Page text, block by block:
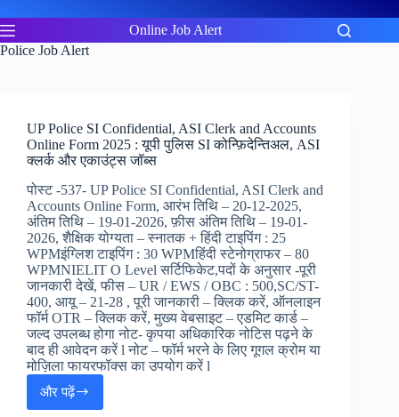
to
content
Online Job Alert
Police Job Alert
UP Police SI Confidential, ASI Clerk and Accounts
Online Form 2025 : यूपी पुलिस SI कोन्फ़िदेन्तिअल, ASI
क्लर्क और एकाउंट्स जॉब्स
पोस्ट -537- UP Police SI Confidential, ASI Clerk and
Accounts Online Form, आरंभ तिथि – 20-12-2025,
अंतिम तिथि – 19-01-2026, फ़ीस अंतिम तिथि – 19-01-
2026, शैक्षिक योग्यता – स्नातक + हिंदी टाइपिंग : 25
WPMइंग्लिश टाइपिंग : 30 WPMहिंदी स्टेनोग्राफर – 80
WPMNIELIT O Level सर्टिफिकेट,पदों के अनुसार -पूरी
जानकारी देखें, फीस – UR / EWS / OBC : 500,SC/ST-
400, आयू – 21-28 , पूरी जानकारी – क्लिक करें, ऑनलाइन
फॉर्म OTR – क्लिक करें, मुख्य वेबसाइट – एडमिट कार्ड –
जल्द उपलब्ध होगा नोट- कृपया अधिकारिक नोटिस पढ़ने के
बाद ही आवेदन करें l नोट – फॉर्म भरने के लिए गूगल क्रोम या
मोज़िला फायरफॉक्स का उपयोग करें l
और पढ़ें
UP